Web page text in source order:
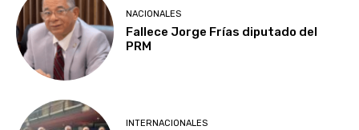
NACIONALES
Fallece Jorge Frías diputado del
PRM
INTERNACIONALES